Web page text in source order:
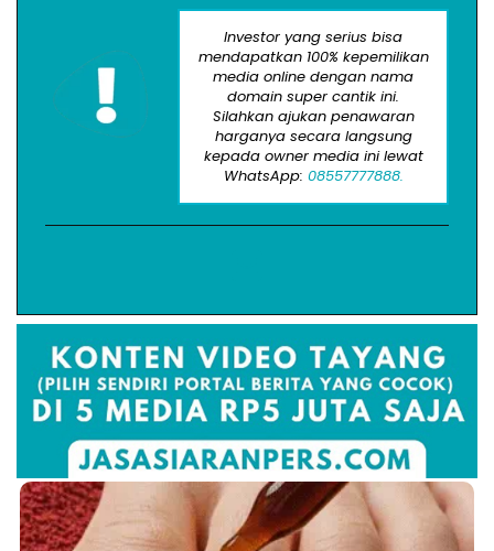
Investor yang serius bisa
mendapatkan 100% kepemilikan
media online dengan nama
domain super cantik ini.
Silahkan ajukan penawaran
harganya secara langsung
kepada owner media ini lewat
WhatsApp: 08557777888.